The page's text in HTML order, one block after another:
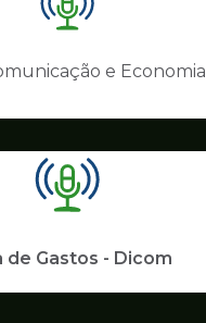
Ilustração
pagina
Comunicação
e Economia
de Gastos - Dicom